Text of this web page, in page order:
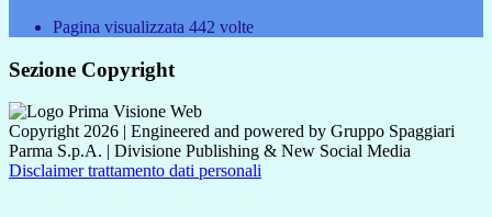
Pagina visualizzata 442 volte
Sezione Copyright
Copyright 2026 | Engineered and powered by Gruppo Spaggiari
Parma S.p.A. | Divisione Publishing & New Social Media
Disclaimer trattamento dati personali